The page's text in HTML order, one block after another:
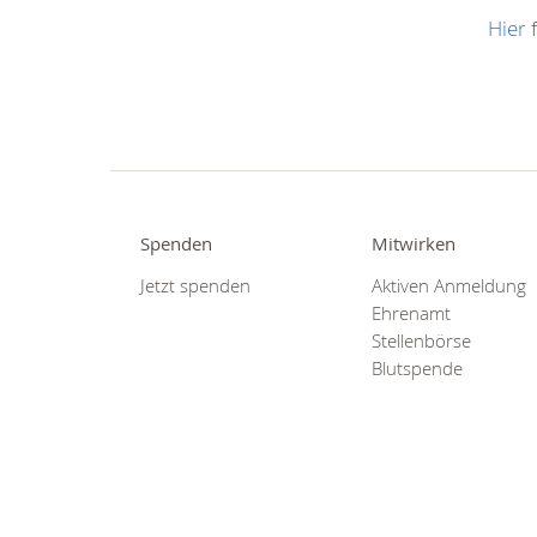
Hier
Spenden
Jetzt spenden
Mitwirken
Aktiven Anmeldung
Ehrenamt
Stellenbörse
Blutspende